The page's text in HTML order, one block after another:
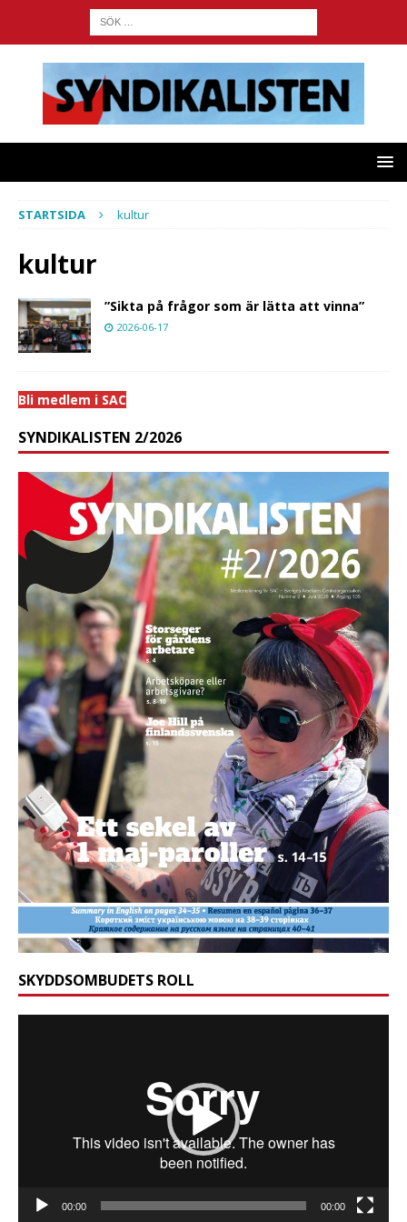
STARTSIDA kultur
kultur
”Sikta på frågor som är lätta att vinna”
2026-06-17
Bli medlem i SAC
SYNDIKALISTEN 2/2026
SKYDDSOMBUDETS ROLL
00:00 00:00